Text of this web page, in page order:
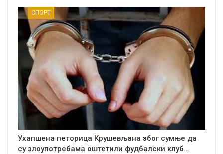
СПОРТ
Ухапшена петорица Крушевљана због сумње да
су злоупотребама оштетили фудбалски клуб…